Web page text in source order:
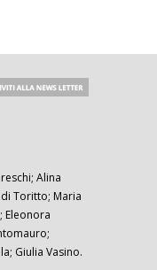
Alina
Toritto; Maria
Eleonora
Giulia Vasino.